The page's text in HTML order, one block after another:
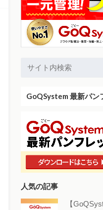
GoQSystem 最新パン
人気の記事
【